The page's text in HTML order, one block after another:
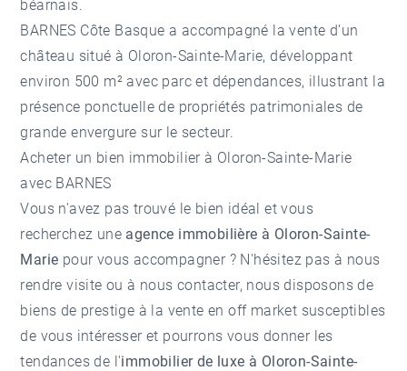
béarnais.
BARNES Côte Basque a accompagné la vente d’un
château situé à Oloron-Sainte-Marie, développant
environ 500 m² avec parc et dépendances, illustrant la
présence ponctuelle de propriétés patrimoniales de
grande envergure sur le secteur.
Acheter un bien immobilier à Oloron-Sainte-Marie
avec BARNES
Vous n'avez pas trouvé le bien idéal et vous
recherchez une agence immobilière à Oloron-Sainte-
Marie pour vous accompagner ? N'hésitez pas à nous
rendre visite ou à nous contacter, nous disposons de
biens de prestige à la vente en off market susceptibles
de vous intéresser et pourrons vous donner les
tendances de l'immobilier de luxe à Oloron-Sainte-